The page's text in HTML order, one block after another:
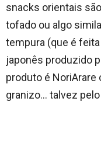
snacks orientais
tofado ou algo
tempura (que é
japonês produzido
produto é NoriArare
granizo… talvez